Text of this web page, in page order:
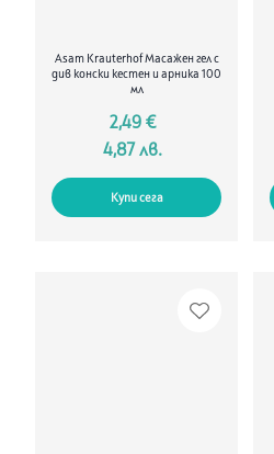
Asam Krauterhof Масажен гел с
див конски кестен и арника 100
мл
2,49 €
4,87 лв.
Купи сега